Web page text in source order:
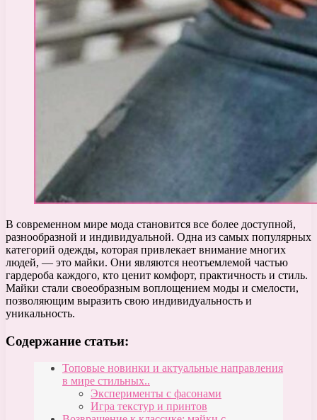
В современном мире мода становится все более доступной,
разнообразной и индивидуальной. Одна из самых популярных
категорий одежды, которая привлекает внимание многих
людей, — это майки. Они являются неотъемлемой частью
гардероба каждого, кто ценит комфорт, практичность и стиль.
Майки стали своеобразным воплощением моды и смелости,
позволяющим выразить свою индивидуальность и
уникальность.
Содержание статьи:
Топовые новинки и актуальные направления
в мире стильных..
Эксперименты с фасонами
Игра текстур и принтов